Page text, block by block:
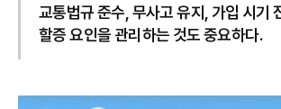
교통법규 준수, 무사고 유지, 가입 시기
할증 요인을 관리하는 것도 중요하다.